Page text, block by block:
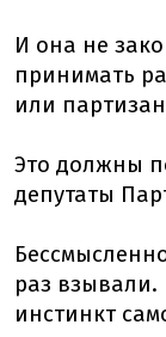
И она не
принимать
или
Это должны
депутаты
раз
инстинкт